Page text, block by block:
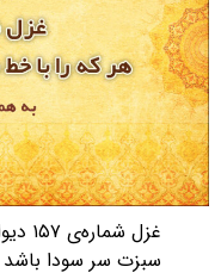
غزل
سبزت سر سودا باشد